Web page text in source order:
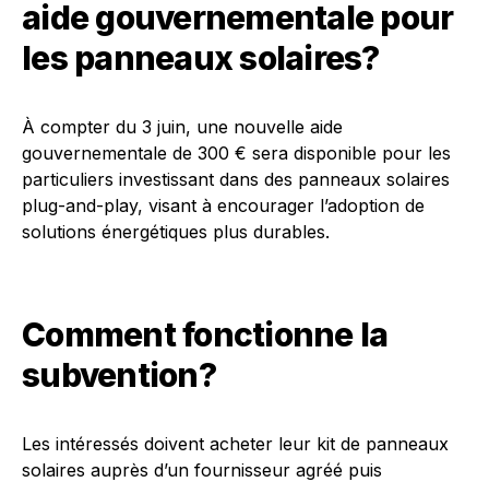
aide gouvernementale pour
les panneaux solaires?
À compter du 3 juin, une nouvelle aide
gouvernementale de 300 € sera disponible pour les
particuliers investissant dans des panneaux solaires
plug-and-play, visant à encourager l’adoption de
solutions énergétiques plus durables.
Comment fonctionne la
subvention?
Les intéressés doivent acheter leur kit de panneaux
solaires auprès d’un fournisseur agréé puis